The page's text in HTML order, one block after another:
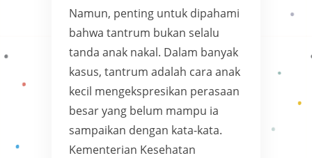
Namun, penting untuk dipahami
bahwa tantrum bukan selalu
tanda anak nakal. Dalam banyak
kasus, tantrum adalah cara anak
kecil mengekspresikan perasaan
besar yang belum mampu ia
sampaikan dengan kata-kata.
Kementerian Kesehatan